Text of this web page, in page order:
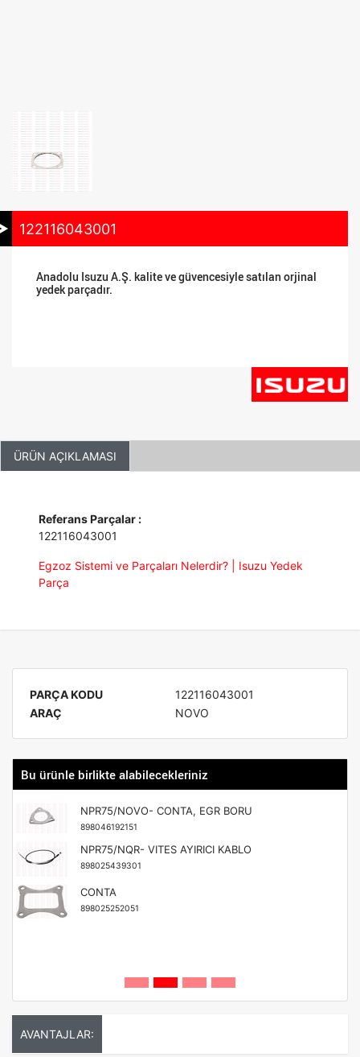
122116043001
Anadolu Isuzu A.Ş. kalite ve güvencesiyle satılan orjinal
yedek parçadır.
ÜRÜN AÇIKLAMASI
Referans Parçalar :
122116043001
Egzoz Sistemi ve Parçaları Nelerdir? | Isuzu Yedek
Parça
PARÇA KODU
122116043001
ARAÇ
NOVO
Bu ürünle birlikte alabilecekleriniz
NPR75/NOVO- CONTA, EGR BORU
898046192151
NPR75/NQR- VITES AYIRICI KABLO
898025439301
CONTA
898025252051
AVANTAJLAR: